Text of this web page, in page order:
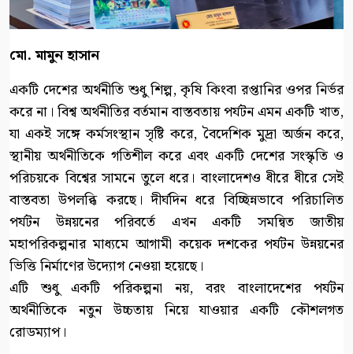
মো. মামুন হাসান
একটি দেশের অর্থনীতি শুধু শিল্প, কৃষি কিংবা রপ্তানির ওপর নির্ভর
করে না। বিশ্ব অর্থনীতির বর্তমান বাস্তবতায় পর্যটন এমন একটি খাত,
যা একই সঙ্গে কর্মসংস্থান সৃষ্টি করে, বৈদেশিক মুদ্রা অর্জন করে,
স্থানীয় অর্থনীতিকে গতিশীল করে এবং একটি দেশের সংস্কৃতি ও
পরিচয়কে বিশ্বের সামনে তুলে ধরে। বাংলাদেশও ধীরে ধীরে সেই
বাস্তবতা উপলব্ধি করছে। দীর্ঘদিন ধরে বিচ্ছিন্নভাবে পরিচালিত
পর্যটন উন্নয়নের পরিবর্তে এখন একটি সমন্বিত জাতীয়
মহাপরিকল্পনার মাধ্যমে আগামী কয়েক দশকের পর্যটন উন্নয়নের
ভিত্তি নির্মাণের উদ্যোগ নেওয়া হয়েছে।
এটি শুধু একটি পরিকল্পনা নয়, বরং বাংলাদেশের পর্যটন
অর্থনীতিকে নতুন উচ্চতায় নিয়ে যাওয়ার একটি কৌশলগত
রোডম্যাপ।